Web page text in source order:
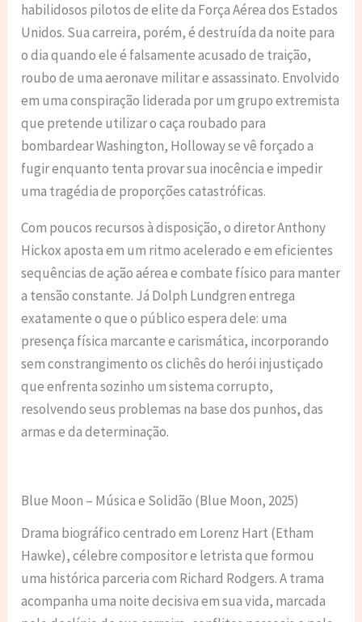
habilidosos pilotos de elite da Força Aérea dos Estados
Unidos. Sua carreira, porém, é destruída da noite para
o dia quando ele é falsamente acusado de traição,
roubo de uma aeronave militar e assassinato. Envolvido
em uma conspiração liderada por um grupo extremista
que pretende utilizar o caça roubado para
bombardear Washington, Holloway se vê forçado a
fugir enquanto tenta provar sua inocência e impedir
uma tragédia de proporções catastróficas.
Com poucos recursos à disposição, o diretor Anthony
Hickox aposta em um ritmo acelerado e em eficientes
sequências de ação aérea e combate físico para manter
a tensão constante. Já Dolph Lundgren entrega
exatamente o que o público espera dele: uma
presença física marcante e carismática, incorporando
sem constrangimento os clichês do herói injustiçado
que enfrenta sozinho um sistema corrupto,
resolvendo seus problemas na base dos punhos, das
armas e da determinação.
Blue Moon – Música e Solidão (Blue Moon, 2025)
Drama biográfico centrado em Lorenz Hart (Etham
Hawke), célebre compositor e letrista que formou
uma histórica parceria com Richard Rodgers. A trama
acompanha uma noite decisiva em sua vida, marcada